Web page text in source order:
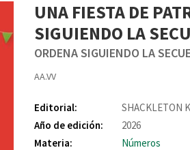
UNA FIESTA DE
SIGUIENDO LA
ORDENA SIGUIENDO LA
AA.VV
Editorial:
SHACKLETON
Año de edición:
2026
Materia:
Números